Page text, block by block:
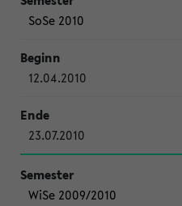
SoSe 2010
12.04.2010
23.07.2010
WiSe 2009/2010